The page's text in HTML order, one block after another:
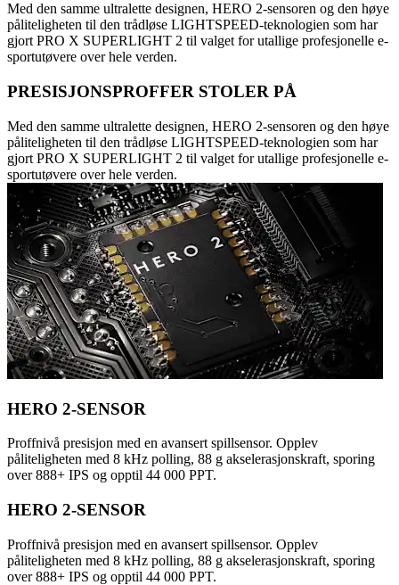
Med den samme ultralette designen, HERO 2-sensoren og den høye
påliteligheten til den trådløse LIGHTSPEED-teknologien som har
gjort PRO X SUPERLIGHT 2 til valget for utallige profesjonelle e-
sportutøvere over hele verden.
PRESISJONSPROFFER STOLER PÅ
Med den samme ultralette designen, HERO 2-sensoren og den høye
påliteligheten til den trådløse LIGHTSPEED-teknologien som har
gjort PRO X SUPERLIGHT 2 til valget for utallige profesjonelle e-
sportutøvere over hele verden.
HERO 2-SENSOR
Proffnivå presisjon med en avansert spillsensor. Opplev
påliteligheten med 8 kHz polling, 88 g akselerasjonskraft, sporing
over 888+ IPS og opptil 44 000 PPT.
HERO 2-SENSOR
Proffnivå presisjon med en avansert spillsensor. Opplev
påliteligheten med 8 kHz polling, 88 g akselerasjonskraft, sporing
over 888+ IPS og opptil 44 000 PPT.